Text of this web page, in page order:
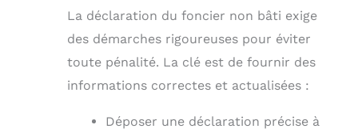
La déclaration du foncier non bâti exige
des démarches rigoureuses pour éviter
toute pénalité. La clé est de fournir des
informations correctes et actualisées :
Déposer une déclaration précise à